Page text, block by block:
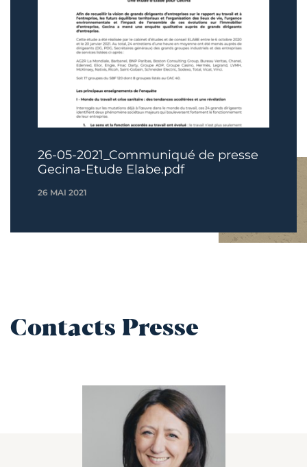
26-05-2021_Communiqué de presse
Gecina-Etude Elabe.pdf
26 MAI 2021
Contacts Presse